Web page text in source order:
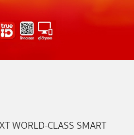
WORLD-CLASS SMART